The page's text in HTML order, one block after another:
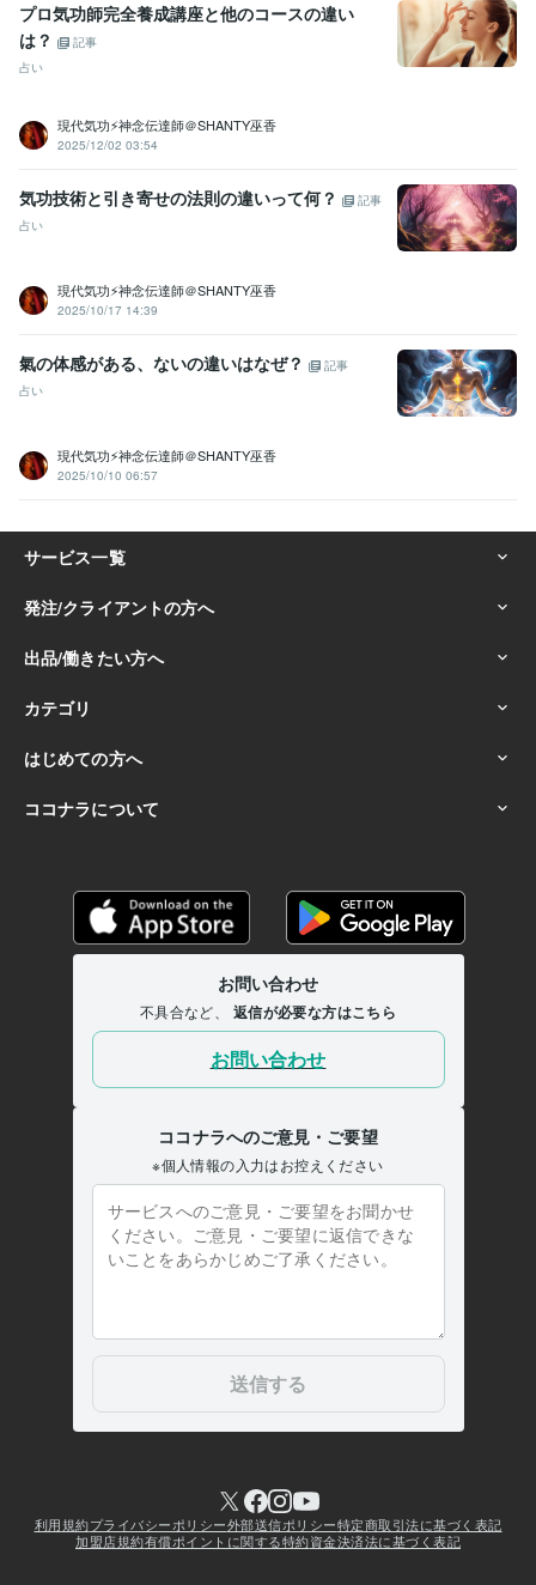
プロ気功師完全養成講座と他のコースの違い
は？
記事
占い
現代気功⚡神念伝達師＠SHANTY巫香
2025/12/02 03:54
気功技術と引き寄せの法則の違いって何？
記事
占い
現代気功⚡神念伝達師＠SHANTY巫香
2025/10/17 14:39
氣の体感がある、ないの違いはなぜ？
記事
占い
現代気功⚡神念伝達師＠SHANTY巫香
2025/10/10 06:57